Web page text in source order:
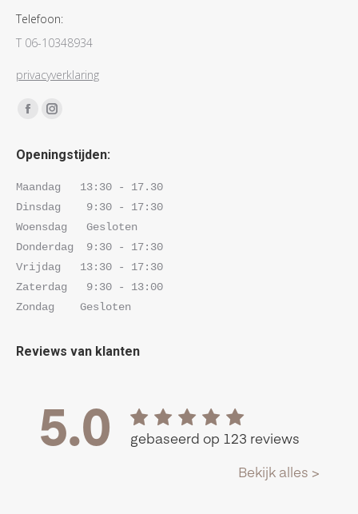
Telefoon:
T 06-10348934
privacyverklaring
Vind ons op:
Facebook
opens
new
window
Instagram
opens
window
Openingstijden:
Maandag   13:30 - 17.30
Dinsdag    9:30 - 17:30
Woensdag   Gesloten
Donderdag  9:30 - 17:30
Vrijdag   13:30 - 17:30
Zaterdag   9:30 - 13:00
Zondag    Gesloten
Reviews van klanten